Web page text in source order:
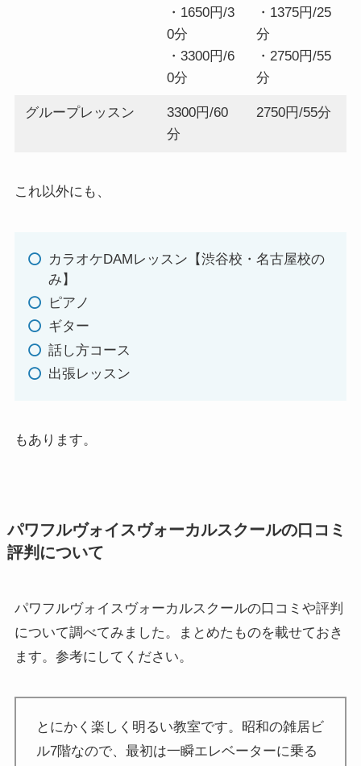
・1650円/3
0分
・3300円/6
0分
・1375円/25
分
・2750円/55
分
グループレッスン
3300円/60
分
2750円/55分
これ以外にも、
カラオケDAMレッスン【渋谷校・名古屋校の
み】
ピアノ
ギター
話し方コース
出張レッスン
もあります。
パワフルヴォイスヴォーカルスクールの口コミ
評判について
パワフルヴォイスヴォーカルスクールの口コミや評判
について調べてみました。まとめたものを載せておき
ます。参考にしてください。
とにかく楽しく明るい教室です。昭和の雑居ビ
ル7階なので、最初は一瞬エレベーターに乗る